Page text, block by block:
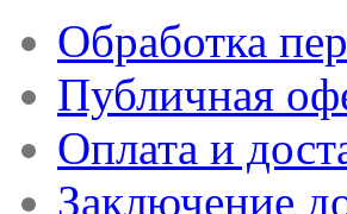
Обработка
Публичная
Оплата и
Заключение